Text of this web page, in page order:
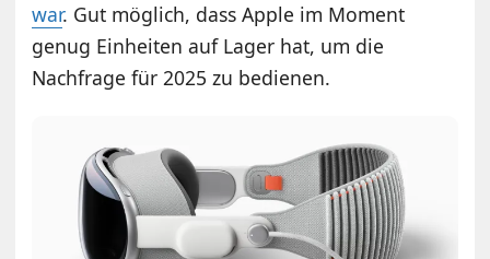
war. Gut möglich, dass Apple im Moment
genug Einheiten auf Lager hat, um die
Nachfrage für 2025 zu bedienen.